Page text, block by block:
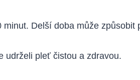
Delší doba může
udrželi pleť čistou a zdravou.